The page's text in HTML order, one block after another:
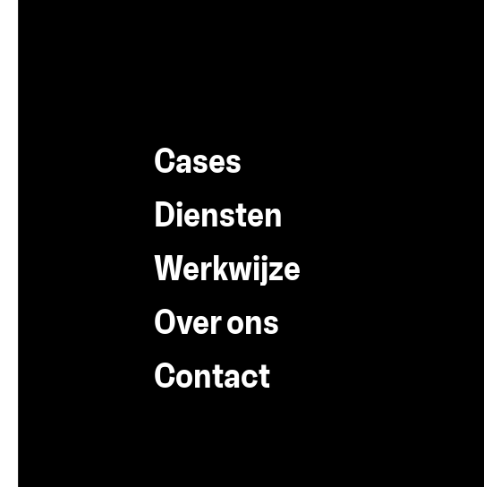
Cases
Diensten
Werkwijze
Over ons
Contact